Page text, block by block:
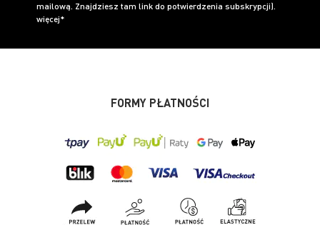
mailową. Znajdziesz tam link do potwierdzenia subskrypcji).
więcej*
FORMY PŁATNOŚCI